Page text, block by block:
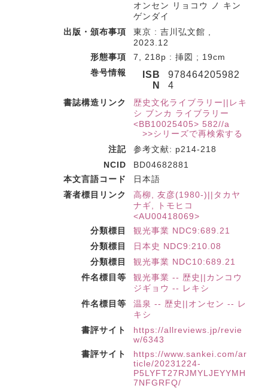
オンセン リョコウ ノ キン
ゲンダイ
出版・頒布事項
東京 : 吉川弘文館 ,
2023.12
形態事項
7, 218p : 挿図 ; 19cm
巻号情報
ISB
N
978464205982
4
書誌構造リンク
歴史文化ライブラリー||レキ
シ ブンカ ライブラリー
<BB10025405> 582//a
>>シリーズで再検索する
注記
参考文献: p214-218
NCID
BD04682881
本文言語コード
日本語
著者標目リンク
高柳, 友彦(1980-)||タカヤ
ナギ, トモヒコ
<AU00418069>
分類標目
観光事業 NDC9:689.21
分類標目
日本史 NDC9:210.08
分類標目
観光事業 NDC10:689.21
件名標目等
観光事業 -- 歴史||カンコウ
ジギョウ -- レキシ
件名標目等
温泉 -- 歴史||オンセン -- レ
キシ
書評サイト
https://allreviews.jp/revie
w/6343
書評サイト
https://www.sankei.com/ar
ticle/20231224-
P5LYFT27RJMYLJEYYMH
7NFGRFQ/